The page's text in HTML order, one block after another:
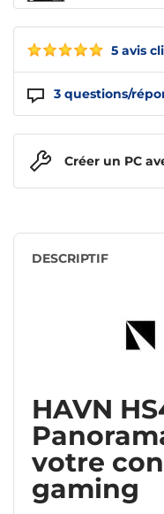
5 avis
3 questions/
Créer un PC
DESCRIPTIF
HAVN
votre
gaming